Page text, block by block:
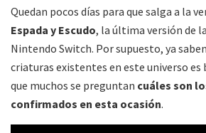
Quedan pocos días para que salga a la
Espada y Escudo, la última versión de
Nintendo Switch. Por supuesto, ya
criaturas existentes en este universo
que muchos se preguntan cuáles son
confirmados en esta ocasión.